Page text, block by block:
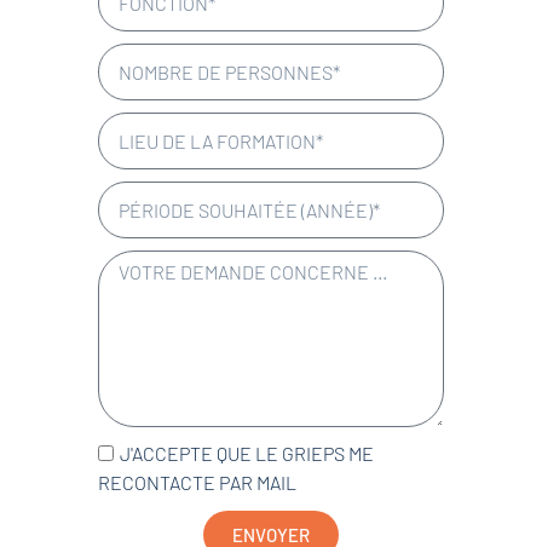
J'ACCEPTE QUE LE GRIEPS ME
RECONTACTE PAR MAIL
ENVOYER